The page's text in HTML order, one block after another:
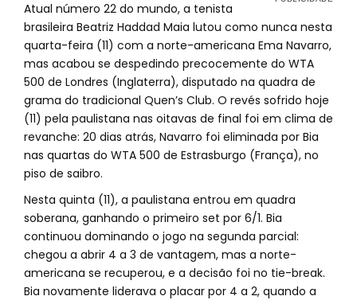
Atual número 22 do mundo, a tenista
brasileira Beatriz Haddad Maia lutou como nunca nesta
quarta-feira (11) com a norte-americana Ema Navarro,
mas acabou se despedindo precocemente do WTA
500 de Londres (Inglaterra), disputado na quadra de
grama do tradicional Quen’s Club. O revés sofrido hoje
(11) pela paulistana nas oitavas de final foi em clima de
revanche: 20 dias atrás, Navarro foi eliminada por Bia
nas quartas do WTA 500 de Estrasburgo (França), no
piso de saibro.
Nesta quinta (11), a paulistana entrou em quadra
soberana, ganhando o primeiro set por 6/1. Bia
continuou dominando o jogo na segunda parcial:
chegou a abrir 4 a 3 de vantagem, mas a norte-
americana se recuperou, e a decisão foi no tie-break.
Bia novamente liderava o placar por 4 a 2, quando a